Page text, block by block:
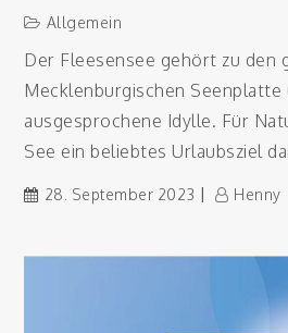
Allgemein
Der Fleesensee gehört zu den
Mecklenburgischen Seenplatte
ausgesprochene Idylle. Für
See ein beliebtes Urlaubsziel
28. September 2023 Henny